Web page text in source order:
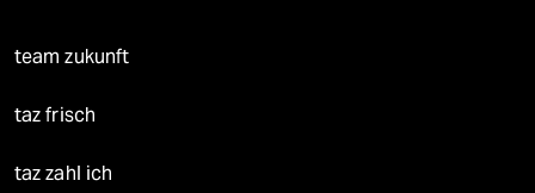
team zukunft
taz frisch
taz zahl ich